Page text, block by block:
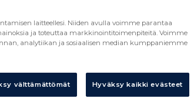
laitteellesi. Niiden avulla voimme parantaa
ja toteuttaa markkinointitoimenpiteitä. Voimme
analytiikan ja sosiaalisen median kumppaniemme
välttämättömät Hyväksy kaikki evästeet